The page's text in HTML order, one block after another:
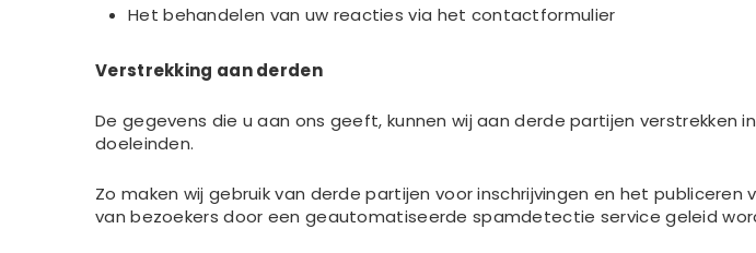
Het behandelen van uw reacties via het contactformulier
Verstrekking aan derden
De gegevens die u aan ons geeft, kunnen wij aan derde partijen verstrekken
doeleinden.
Zo maken wij gebruik van derde partijen voor inschrijvingen en het
van bezoekers door een geautomatiseerde spamdetectie service geleid